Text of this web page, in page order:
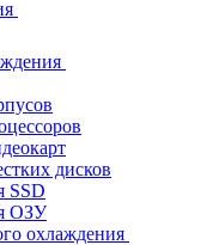
дисков
SSD
ОЗУ
охлаждения